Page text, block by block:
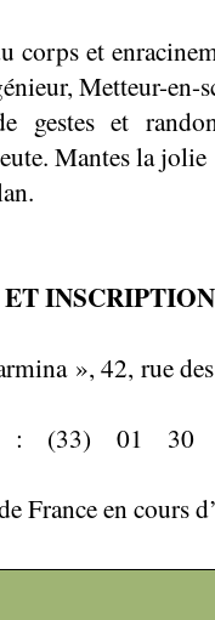
et
Metteur-en-
et
Mantes la jolie
», 42, rue
: (33) 01
France en cours